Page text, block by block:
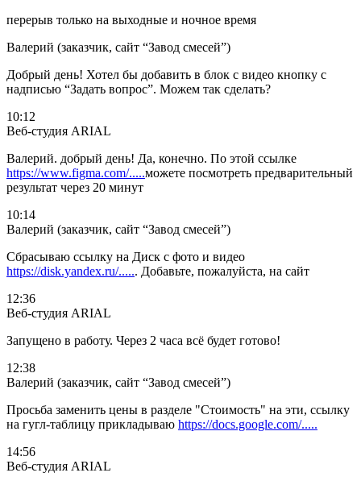
перерыв только на выходные и ночное время
Валерий (заказчик, сайт “Завод смесей”)
Добрый день! Хотел бы добавить в блок с видео кнопку с
надписью “Задать вопрос”. Можем так сделать?
10:12
Веб-студия ARIAL
Валерий. добрый день! Да, конечно. По этой ссылке
https://www.figma.com/.....можете посмотреть предварительный
результат через 20 минут
10:14
Валерий (заказчик, сайт “Завод смесей”)
Сбрасываю ссылку на Диск с фото и видео
https://disk.yandex.ru/...... Добавьте, пожалуйста, на сайт
12:36
Веб-студия ARIAL
Запущено в работу. Через 2 часа всё будет готово!
12:38
Валерий (заказчик, сайт “Завод смесей”)
Просьба заменить цены в разделе "Стоимость" на эти, ссылку
на гугл-таблицу прикладываю https://docs.google.com/.....
14:56
Веб-студия ARIAL